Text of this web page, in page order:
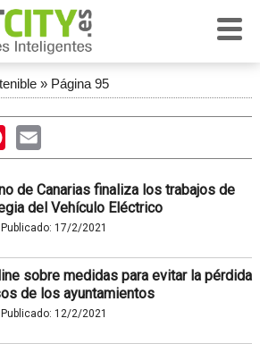
» Página 95
PinterestEmail
de Canarias finaliza los trabajos de
del Vehículo Eléctrico
Publicado: 17/2/2021
sobre medidas para evitar la pérdida
de los ayuntamientos
Publicado: 12/2/2021